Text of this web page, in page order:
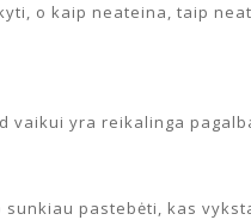
o kaip neateina, taip
vaikui yra reikalinga
sunkiau pastebėti, kas